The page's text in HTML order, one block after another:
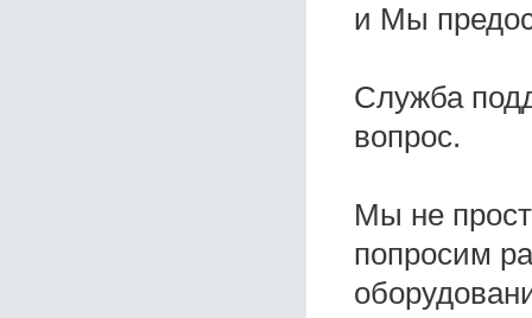
и Мы
Служба
вопрос.
Мы не
попросим